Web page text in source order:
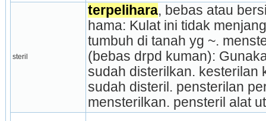
steril
terpelihara, bebas atau
hama: Kulat ini tidak
tumbuh di tanah yg ~.
(bebas drpd kuman):
sudah disterilkan. kesterilan
sudah disteril. pensterilan
mensterilkan. pensteril alat